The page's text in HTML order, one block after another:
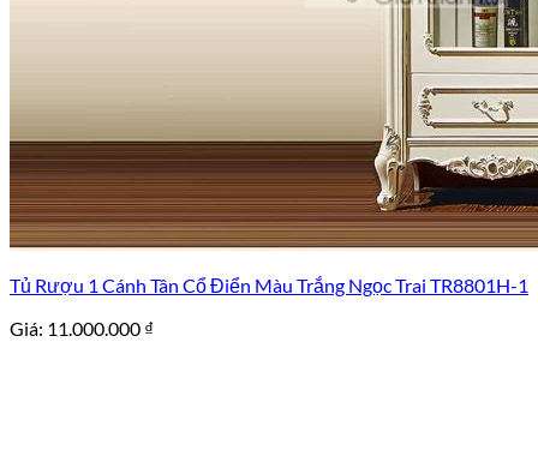
Tủ Rượu 1 Cánh Tân Cổ Điển Màu Trắng Ngọc Trai TR8801H-1
Giá: 11.000.000 ₫